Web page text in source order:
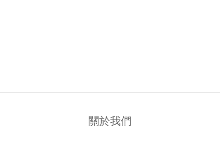
關於我們